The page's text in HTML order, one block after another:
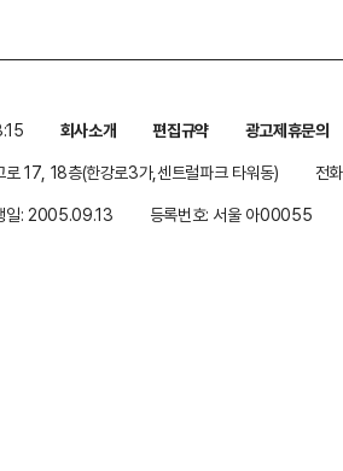
회사소개 편집규약
광고제휴문의
로 17, 18층(한강로3가,센트럴파크 타워동)
전
일: 2005.09.13 등록번호: 서울 아00055